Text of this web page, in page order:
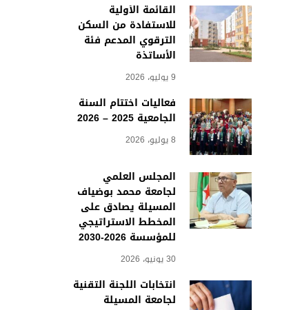
القائمة الأولية
للاستفادة من السكن
الترقوي المدعم فئة
الأساتذة
9 يوليو، 2026
فعاليات اختتام السنة
الجامعية 2025 – 2026
8 يوليو، 2026
المجلس العلمي
لجامعة محمد بوضياف
المسيلة يصادق على
المخطط الاستراتيجي
للمؤسسة 2026-2030
30 يونيو، 2026
انتخابات اللجنة التقنية
لجامعة المسيلة